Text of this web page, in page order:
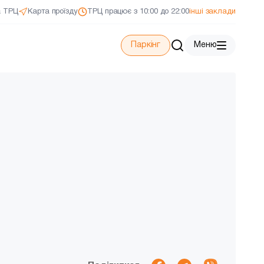
ТРЦ Карта проїзду ТРЦ працює з 10:00 до 22:00інші заклади
Паркінг Меню